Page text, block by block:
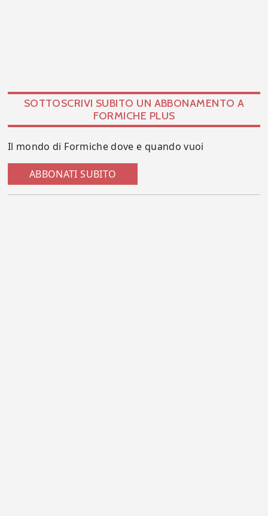
SOTTOSCRIVI SUBITO UN ABBONAMENTO A
FORMICHE PLUS
Il mondo di Formiche dove e quando vuoi
ABBONATI SUBITO